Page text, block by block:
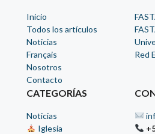
Inicio
Todos los artículos
Noticias
Français
Nosotros
Contacto
Red
CATEGORÍAS
Noticias
Iglesia